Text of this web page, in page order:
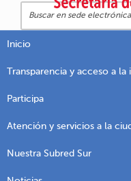
Inicio
Transparencia y acceso a
Participa
Atención y servicios a la
Nuestra Subred Sur